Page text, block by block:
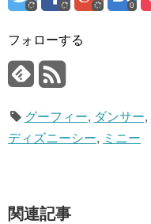
0
フォローする
グーフィー, ダンサー,
ディズニーシー, ミニー
関連記事